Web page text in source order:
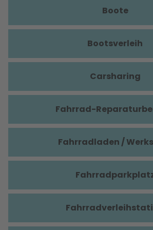
Boote
Bootsverleih
Carsharing
Fahrrad-
Fahrradladen /